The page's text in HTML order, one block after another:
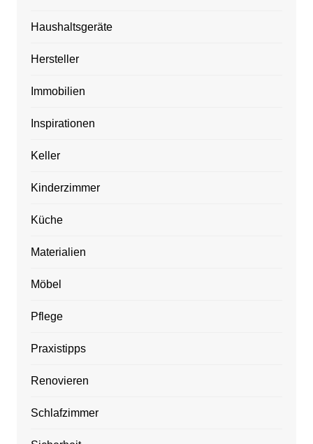
Haushaltsgeräte
Hersteller
Immobilien
Inspirationen
Keller
Kinderzimmer
Küche
Materialien
Möbel
Pflege
Praxistipps
Renovieren
Schlafzimmer